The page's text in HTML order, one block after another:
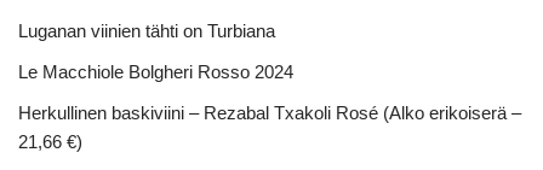
Luganan viinien tähti on Turbiana
Le Macchiole Bolgheri Rosso 2024
Herkullinen baskiviini – Rezabal Txakoli Rosé (Alko erikoiserä –
21,66 €)